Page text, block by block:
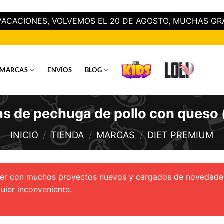
VOLVEMOS EL 20 DE AGOSTO, MUCHAS
MARCAS ENVÍOS BLOG
de pechuga de pollo con
INICIO / TIENDA / MARCAS / DIET PREMIUM
con muchos proyectos nuevos y cargados de
inconveniente.